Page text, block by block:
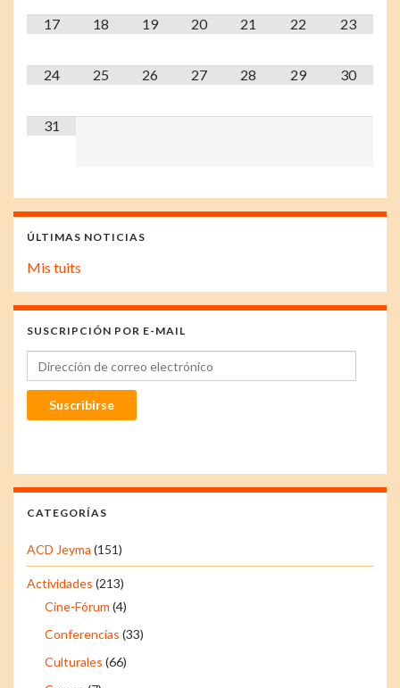
17 18 19 20 21 22 23
24 25 26 27 28 29 30
31
ÚLTIMAS NOTICIAS
Mis tuits
SUSCRIPCIÓN POR E-MAIL
Dirección de correo electrónico
Suscribirse
CATEGORÍAS
ACD Jeyma (151)
Actividades (213)
Cine-Fórum (4)
Conferencias (33)
Culturales (66)